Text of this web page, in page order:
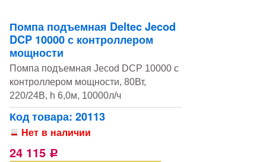
Помпа подъемная Deltec Jecod
DCP 10000 с контроллером
мощности
Помпа подъемная Jecod DCP 10000 с
контроллером мощности, 80Вт,
220/24В, h 6,0м, 10000л/ч
Код товара: 20113
Нет в наличии
24 115 Р